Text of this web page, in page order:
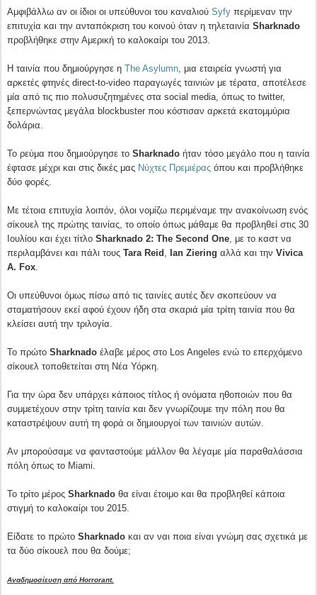
Αμφιβάλλω αν οι ίδιοι οι υπεύθυνοι του καναλιού Syfy περίμεναν την
επιτυχία και την ανταπόκριση του κοινού όταν η τηλεταινία Sharknado
προβλήθηκε στην Αμερική το καλοκαίρι του 2013.
Η ταινία που δημιούργησε η The Asylumn, μια εταιρεία γνωστή για
αρκετές φτηνές direct-to-video παραγωγές ταινιών με τέρατα, αποτέλεσε
μία από τις πιο πολυσυζητημένες στα social media, όπως το twitter,
ξεπερνώντας μεγάλα blockbuster που κόστισαν αρκετά εκατομμύρια
δολάρια.
Το ρεύμα που δημιούργησε το Sharknado ήταν τόσο μεγάλο που η ταινία
έφτασε μέχρι και στις δικές μας Νύχτες Πρεμιέρας όπου και προβλήθηκε
δύο φορές.
Με τέτοια επιτυχία λοιπόν, όλοι νομίζω περιμέναμε την ανακοίνωση ενός
σίκουελ της πρώτης ταινίας, το οποίο όπως μάθαμε θα προβληθεί στις 30
Ιουλίου και έχει τίτλο Sharknado 2: The Second One, με το καστ να
περιλαμβάνει και πάλι τους Tara Reid , Ian Ziering αλλά και την Vivica
A. Fox.
Οι υπεύθυνοι όμως πίσω από τις ταινίες αυτές δεν σκοπεύουν να
σταματήσουν εκεί αφού έχουν ήδη στα σκαριά μία τρίτη ταινία που θα
κλείσει αυτή την τριλογία.
Το πρώτο Sharknado έλαβε μέρος στο Los Angeles ενώ το επερχόμενο
σίκουελ τοποθετείται στη Νέα Υόρκη.
Για την ώρα δεν υπάρχει κάποιος τίτλος ή ονόματα ηθοποιών που θα
συμμετέχουν στην τρίτη ταινία και δεν γνωρίζουμε την πόλη που θα
καταστρέψουν αυτή τη φορά οι δημιουργοί των ταινιών αυτών.
Αν μπορούσαμε να φανταστούμε μάλλον θα λέγαμε μία παραθαλάσσια
πόλη όπως το Miami.
Το τρίτο μέρος Sharknado θα είναι έτοιμο και θα προβληθεί κάποια
στιγμή το καλοκαίρι του 2015.
Είδατε το πρώτο Sharknado και αν ναι ποια είναι γνώμη σας σχετικά με
τα δύο σίκουελ που θα δούμε;
Αναδημοσίευση από Horrorant.